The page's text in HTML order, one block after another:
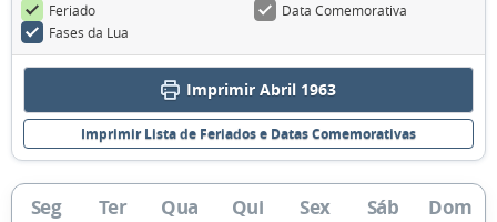
Feriado
Data Comemorativa
Fases da Lua
Imprimir Abril 1963
Imprimir Lista de Feriados e Datas Comemorativas
Seg Ter Qua Qui Sex Sáb Dom